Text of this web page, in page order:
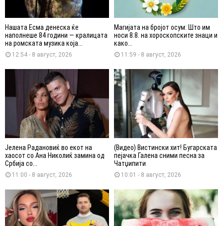
Нашата Есма денеска ќе
наполнеше 84 години — кралицата
на ромската музика која...
12:54 - 8 август, 2026
Магијата на бројот осум: Што им
носи 8.8. на хороскопските знаци и
како...
11:59 - 8 август, 2026
Јелена Радановиќ во екот на
хаосот со Ана Николиќ замина од
Србија со...
11:00 - 8 август, 2026
(Видео) Вистински хит! Бугарската
пејачка Галена сними песна за
Чатџипити
10:01 - 8 август, 2026